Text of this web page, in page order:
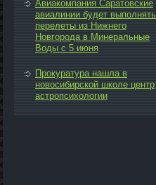
Авиакомпания Саратовские
авиалинии будет выполнять
перелеты из Нижнего
Новгорода в Минеральные
Воды с 5 июня
Прокуратура нашла в
новосибирской школе центр
астропсихологии